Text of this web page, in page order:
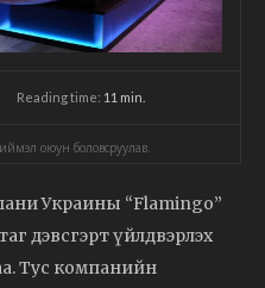
Reading time: 11 min.
оюун боловсруулав.
Украины “Flamingo”
дэвсгэрт үйлдвэрлэх
Тус компанийн